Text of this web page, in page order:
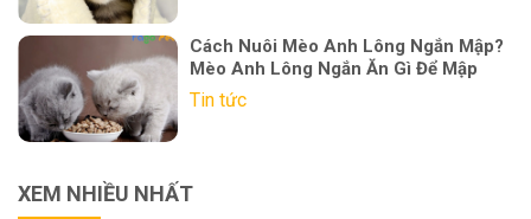
Cách Nuôi Mèo Anh Lông Ngắn Mập?
Mèo Anh Lông Ngắn Ăn Gì Để Mập
Tin tức
XEM NHIỀU NHẤT